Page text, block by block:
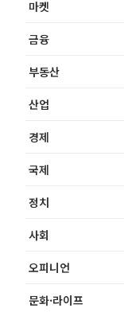
마켓
금융
부동산
산업
경제
국제
정치
사회
오피니언
문화·라이프